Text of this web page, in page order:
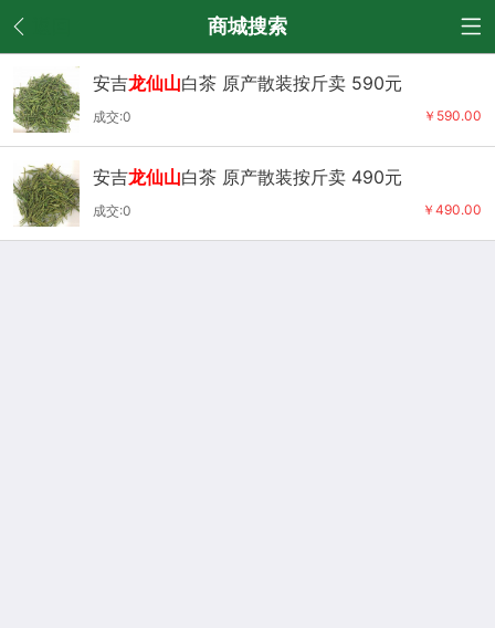
商城搜索
安吉龙仙山白茶 原产散装按斤卖 590元
￥590.00
成交:0
安吉龙仙山白茶 原产散装按斤卖 490元
￥490.00
成交:0